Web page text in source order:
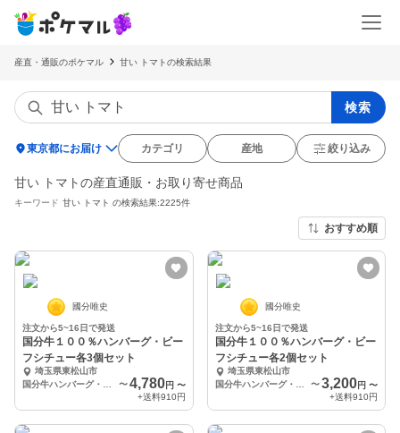
産直・通販のポケマル 甘い トマトの検索結果
検索
location_on東京都にお届け カテゴリ 産地 絞り込み
甘い トマトの産直通販・お取り寄せ商品
キーワード 甘い トマト の検索結果:2225件
おすすめ順
國分唯史
注文から5~16日で発送
国分牛１００％ハンバーグ・ビー
フシチュー各3個セット
埼玉県東松山市
〜 4,780円 〜
+送料910円
國分唯史
注文から5~16日で発送
国分牛１００％ハンバーグ・ビー
フシチュー各2個セット
埼玉県東松山市
〜3,200円 〜
+送料910円